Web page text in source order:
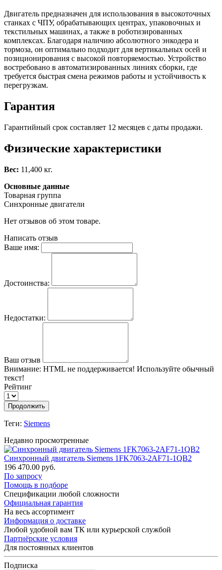
Двигатель предназначен для использования в высокоточных
станках с ЧПУ, обрабатывающих центрах, упаковочных и
текстильных машинах, а также в роботизированных
комплексах. Благодаря наличию абсолютного энкодера и
тормоза, он оптимально подходит для вертикальных осей и
позиционирования с высокой повторяемостью. Устройство
востребовано в автоматизированных линиях сборки, где
требуется быстрая смена режимов работы и устойчивость к
перегрузкам.
Гарантия
Гарантийный срок составляет 12 месяцев с даты продажи.
Физические характеристики
Вес: 11,400 кг.
Основные данные
Товарная группа
Синхронные двигатели
Нет отзывов об этом товаре.
Написать отзыв
Ваше имя:
Достоинства:
Недостатки:
Ваш отзыв
Внимание: HTML не поддерживается! Используйте обычный
текст!
Рейтинг
Продолжить
Теги: Siemens
Недавно просмотренные
Синхронный двигатель Siemens 1FK7063-2AF71-1QB2
196 470.00 руб.
По запросу
Помощь в подборе
Спецификации любой сложности
Официальная гарантия
На весь ассортимент
Информация о доставке
Любой удобной вам ТК или курьерской службой
Партнёрские условия
Для постоянных клиентов
Подписка